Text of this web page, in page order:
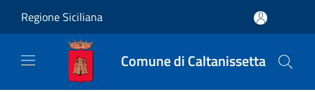
Regione Siciliana
Comune di Caltanissetta